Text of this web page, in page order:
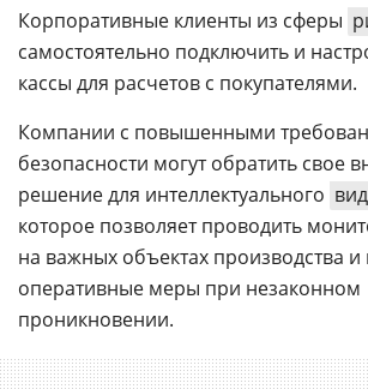
Корпоративные клиенты из сферы
самостоятельно подключить и
кассы для расчетов с покупателями.
Компании с повышенными
безопасности могут обратить свое
решение для интеллектуального
которое позволяет проводить
на важных объектах производства
оперативные меры при незаконном
проникновении.